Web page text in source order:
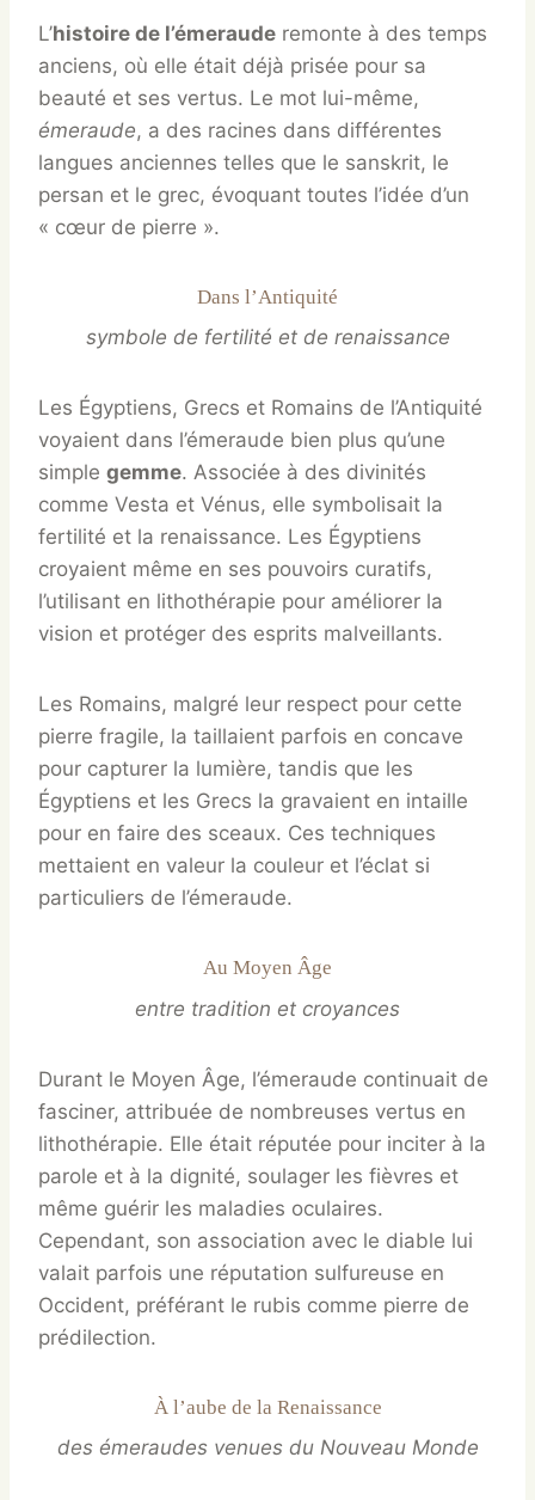
L’histoire de l’émeraude remonte à des temps
anciens, où elle était déjà prisée pour sa
beauté et ses vertus. Le mot lui-même,
émeraude, a des racines dans différentes
langues anciennes telles que le sanskrit, le
persan et le grec, évoquant toutes l’idée d’un
« cœur de pierre ».
Dans l’Antiquité
symbole de fertilité et de renaissance
Les Égyptiens, Grecs et Romains de l’Antiquité
voyaient dans l’émeraude bien plus qu’une
simple gemme. Associée à des divinités
comme Vesta et Vénus, elle symbolisait la
fertilité et la renaissance. Les Égyptiens
croyaient même en ses pouvoirs curatifs,
l’utilisant en lithothérapie pour améliorer la
vision et protéger des esprits malveillants.
Les Romains, malgré leur respect pour cette
pierre fragile, la taillaient parfois en concave
pour capturer la lumière, tandis que les
Égyptiens et les Grecs la gravaient en intaille
pour en faire des sceaux. Ces techniques
mettaient en valeur la couleur et l’éclat si
particuliers de l’émeraude.
Au Moyen Âge
entre tradition et croyances
Durant le Moyen Âge, l’émeraude continuait de
fasciner, attribuée de nombreuses vertus en
lithothérapie. Elle était réputée pour inciter à la
parole et à la dignité, soulager les fièvres et
même guérir les maladies oculaires.
Cependant, son association avec le diable lui
valait parfois une réputation sulfureuse en
Occident, préférant le rubis comme pierre de
prédilection.
À l’aube de la Renaissance
des émeraudes venues du Nouveau Monde